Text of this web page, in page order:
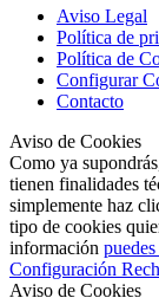
Aviso Legal
Política de
Política de
Configurar
Contacto
Aviso de Cookies
Como ya
tienen finalidades
simplemente haz
tipo de cookies
información
Configuración
Aviso de Cookies